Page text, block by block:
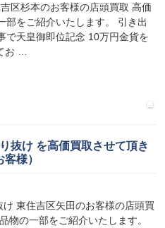
区杉本のお客様の店頭買取 高価
部をご紹介いたします。 引き出
で天皇御即位記念 10万円金貨を
お …
抜け を高価買取させて頂き
様）
東住吉区矢田のお客様の店頭買
物の一部をご紹介いたします。